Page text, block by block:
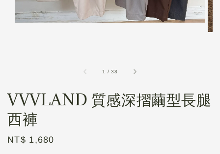
1 /38
VVVLAND 質感深摺繭型長腿
西褲
Regular
NT$ 1,680